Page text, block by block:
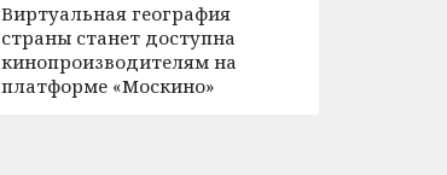
Виртуальная география
страны станет доступна
кинопроизводителям на
платформе «Москино»